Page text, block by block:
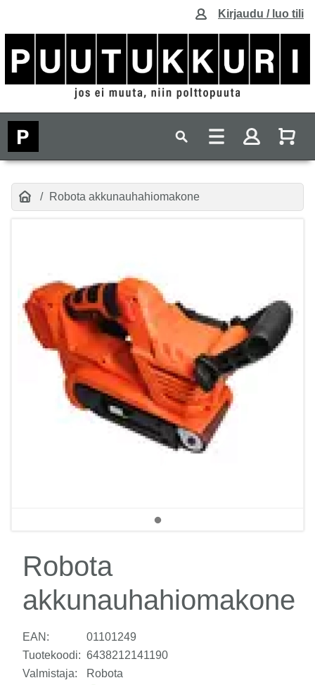
Kirjaudu / luo tili
Robota akkunauhahiomakone
Robota
akkunauhahiomakone
EAN:
01101249
Tuotekoodi: 6438212141190
Valmistaja:
Robota